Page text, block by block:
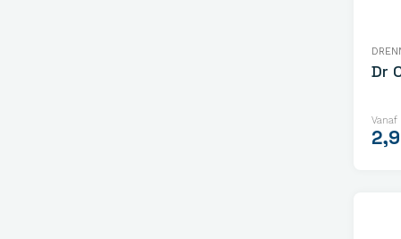
Dr
Vanaf